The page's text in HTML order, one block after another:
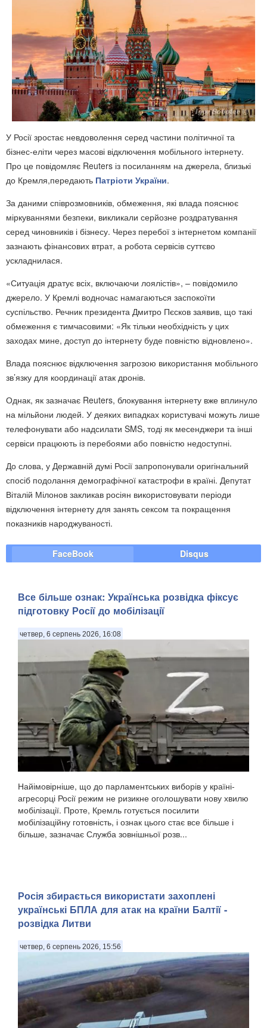
У Росії зростає невдоволення серед частини політичної та
бізнес-еліти через масові відключення мобільного інтернету.
Про це повідомляє Reuters із посиланням на джерела, близькі
до Кремля,передають Патріоти України.
За даними співрозмовників, обмеження, які влада пояснює
міркуваннями безпеки, викликали серйозне роздратування
серед чиновників і бізнесу. Через перебої з інтернетом компанії
зазнають фінансових втрат, а робота сервісів суттєво
ускладнилася.
«Ситуація дратує всіх, включаючи лоялістів», – повідомило
джерело. У Кремлі водночас намагаються заспокоїти
суспільство. Речник президента Дмитро Пєсков заявив, що такі
обмеження є тимчасовими: «Як тільки необхідність у цих
заходах мине, доступ до інтернету буде повністю відновлено».
Влада пояснює відключення загрозою використання мобільного
зв’язку для координації атак дронів.
Однак, як зазначає Reuters, блокування інтернету вже вплинуло
на мільйони людей. У деяких випадках користувачі можуть лише
телефонувати або надсилати SMS, тоді як месенджери та інші
сервіси працюють із перебоями або повністю недоступні.
До слова, у Державній думі Росії запропонували оригінальний
спосіб подолання демографічної катастрофи в країні. Депутат
Віталій Мілонов закликав росіян використовувати періоди
відключення інтернету для занять сексом та покращення
показників народжуваності.
FaceBook Disqus
Все більше ознак: Українська розвідка фіксує
підготовку Росії до мобілізації
четвер, 6 серпень 2026, 16:08
Найімовірніше, що до парламентських виборів у країні-
агресорці Росії режим не ризикне оголошувати нову хвилю
мобілізації. Проте, Кремль готується посилити
мобілізаційну готовність, і ознак цього стає все більше і
більше, зазначає Служба зовнішньої розв...
Росія збирається використати захоплені
українські БПЛА для атак на країни Балтії -
розвідка Литви
четвер, 6 серпень 2026, 15:56